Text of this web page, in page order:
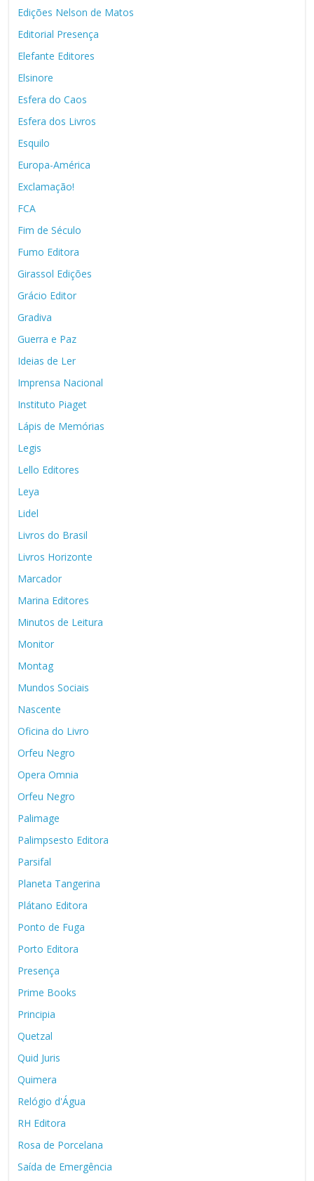
Edições Nelson de Matos
Editorial Presença
Elefante Editores
Elsinore
Esfera do Caos
Esfera dos Livros
Esquilo
Europa-América
Exclamação!
FCA
Fim de Século
Fumo Editora
Girassol Edições
Grácio Editor
Gradiva
Guerra e Paz
Ideias de Ler
Imprensa Nacional
Instituto Piaget
Lápis de Memórias
Legis
Lello Editores
Leya
Lidel
Livros do Brasil
Livros Horizonte
Marcador
Marina Editores
Minutos de Leitura
Monitor
Montag
Mundos Sociais
Nascente
Oficina do Livro
Orfeu Negro
Opera Omnia
Orfeu Negro
Palimage
Palimpsesto Editora
Parsifal
Planeta Tangerina
Plátano Editora
Ponto de Fuga
Porto Editora
Presença
Prime Books
Principia
Quetzal
Quid Juris
Quimera
Relógio d'Água
RH Editora
Rosa de Porcelana
Saída de Emergência